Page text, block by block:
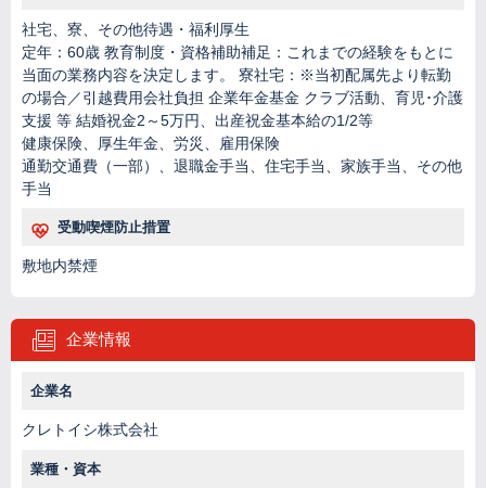
社宅、寮、その他待遇・福利厚生
定年：60歳 教育制度・資格補助補足：これまでの経験をもとに
当面の業務内容を決定します。 寮社宅：※当初配属先より転勤
の場合／引越費用会社負担 企業年金基金 クラブ活動、育児･介護
支援 等 結婚祝金2～5万円、出産祝金基本給の1/2等
健康保険、厚生年金、労災、雇用保険
通勤交通費（一部）、退職金手当、住宅手当、家族手当、その他
手当
受動喫煙防止措置
敷地内禁煙
企業情報
企業名
クレトイシ株式会社
業種・資本